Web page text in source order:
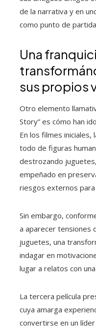
de la narrativa y en
como punto de
Una
sus propios
Otro elemento
Story” es cómo han
En los filmes iniciales,
todo de figuras
destrozando
empeñado en
riesgos externos
Sin embargo,
a aparecer tensiones
juguetes, una
indagar en
lugar a relatos con
La tercera película
cuya amarga
convertirse en un